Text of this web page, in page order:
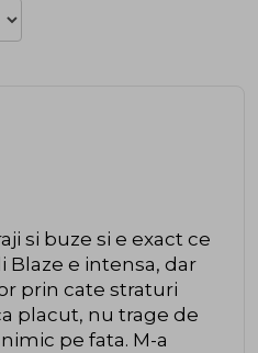
si buze si e exact ce
Blaze e intensa, dar
prin cate straturi
placut, nu trage de
pe fata. M-a